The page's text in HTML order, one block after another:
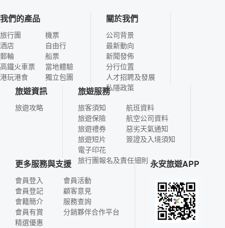
我們的產品
旅行團
酒店
郵輪
高鐵火車票
港玩港食
機票
自由行
船票
當地體驗
獨立包團
關於我們
公司背景
最新動向
新聞發佈
分行位置
人才招聘及發展
私隱政策
旅遊資訊
旅遊攻略
旅遊服務
旅客須知
旅遊保險
旅遊禮券
旅遊短片
電子印花
航班資料
航空公司資料
惡劣天氣通知
簽證及入境須知
旅行團報名及責任細則
更多服務與支援
會員登入
會員登記
會籍簡介
會員有賞
精選優惠
會員活動
顧客意見
服務查詢
分銷夥伴合作平台
永安旅遊APP